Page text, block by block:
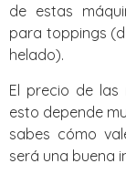
de estas
para toppings
helado).
El precio de las
esto depende
sabes cómo
será una buena